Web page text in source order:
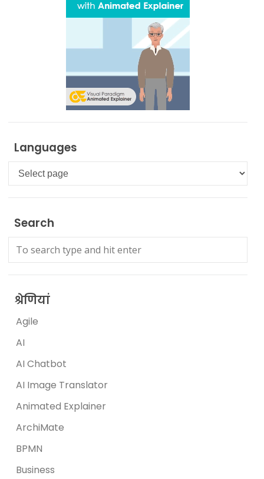
Languages
Languages
Search
श्रेणियां
Agile
AI
AI Chatbot
AI Image Translator
Animated Explainer
ArchiMate
BPMN
Business